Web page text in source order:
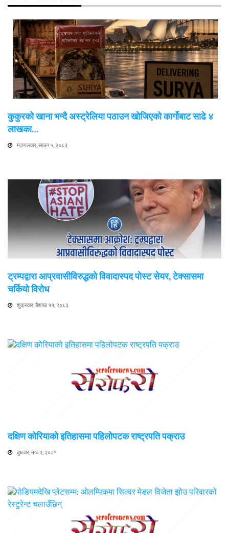
कुकुरको खाना भन्दै अस्ट्रेलिया पठाउन खोजिएको कार्गोबाट साढे ४
लाखका…
मङ्गलवार, साउन ५, २०८३
ट्रम्पद्वारा आप्रवासीविरुद्धको विवादास्पद पोस्ट सेयर, टेक्सासमा
चर्कियो विरोध
शुक्रवार, बैशाख ११, २०८३
दक्षिण कोरियाको इतिहासमा पहिलोपटक राष्ट्रपति पक्राउ
बुधवार, माघ २, २०८१